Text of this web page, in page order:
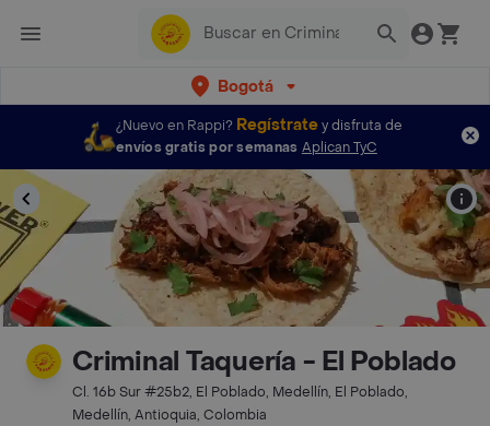
Bogotá
¿Nuevo en Rappi? Regístratey disfruta de
envíos gratis por semanas Aplican TyC
Criminal Taquería - El Poblado
Cl. 16b Sur #25b2, El Poblado, Medellín, El Poblado,
Medellín, Antioquia, Colombia